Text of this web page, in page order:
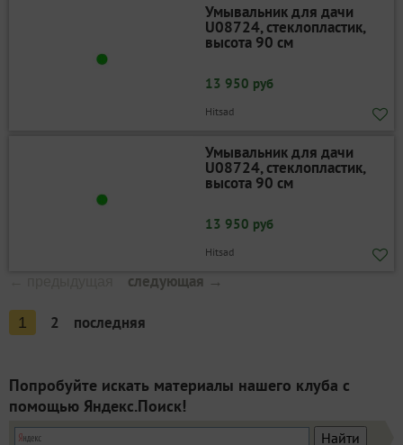
Умывальник для дачи
U08724, стеклопластик,
высота 90 см
13 950 руб
Hitsad
Умывальник для дачи
U08724, стеклопластик,
высота 90 см
13 950 руб
Hitsad
следующая →
1 2 последняя
Попробуйте искать материалы нашего клуба с
помощью Яндекс.Поиск!